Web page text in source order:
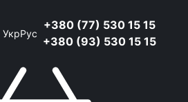
УкрРус
+380 (77) 530 15 15
+380 (93) 530 15 15